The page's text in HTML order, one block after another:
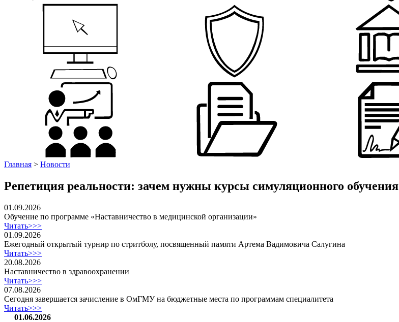
Главная > Новости
Репетиция реальности: зачем нужны курсы симуляционного обучения
01.09.2026
Обучение по программе «Наставничество в медицинской организации»
Читать>>>
01.09.2026
Ежегодный открытый турнир по стритболу, посвященный памяти Артема Вадимовича Салугина
Читать>>>
20.08.2026
Наставничество в здравоохранении
Читать>>>
07.08.2026
Сегодня завершается зачисление в ОмГМУ на бюджетные места по программам специалитета
Читать>>>
01.06.2026